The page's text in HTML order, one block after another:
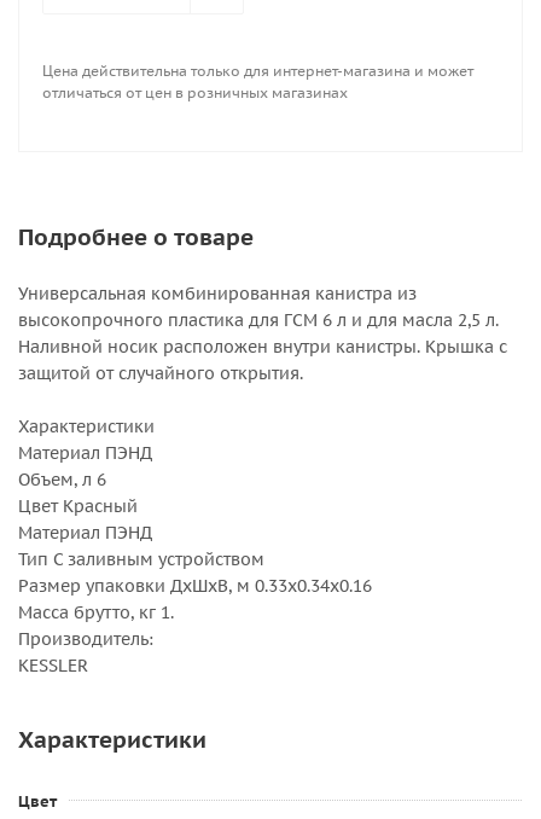
Цена действительна только для интернет-магазина и может
отличаться от цен в розничных магазинах
Подробнее о товаре
Универсальная комбинированная канистра из
высокопрочного пластика для ГСМ 6 л и для масла 2,5 л.
Наливной носик расположен внутри канистры. Крышка с
защитой от случайного открытия.
Характеристики
Материал ПЭНД
Объем, л 6
Цвет Красный
Материал ПЭНД
Тип С заливным устройством
Размер упаковки ДхШхВ, м 0.33x0.34x0.16
Масса брутто, кг 1.
Производитель:
KESSLER
Характеристики
Цвет